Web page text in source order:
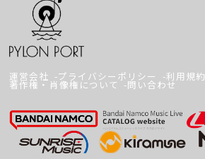
運営会社 プライバシーポリシー 利用規約
著作権・肖像権について 問い合わせ